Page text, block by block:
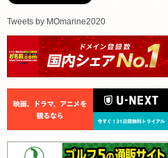
Tweets by MOmarine2020